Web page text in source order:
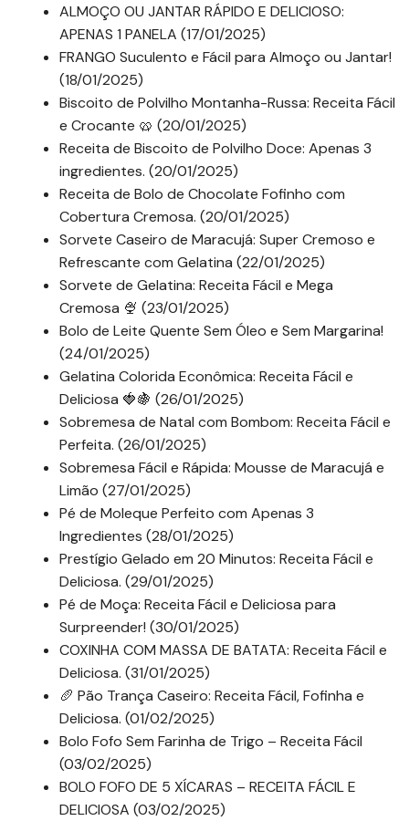
ALMOÇO OU JANTAR RÁPIDO E DELICIOSO:
APENAS 1 PANELA (17/01/2025)
FRANGO Suculento e Fácil para Almoço ou Jantar!
(18/01/2025)
Biscoito de Polvilho Montanha-Russa: Receita Fácil
e Crocante 🥨 (20/01/2025)
Receita de Biscoito de Polvilho Doce: Apenas 3
ingredientes. (20/01/2025)
Receita de Bolo de Chocolate Fofinho com
Cobertura Cremosa. (20/01/2025)
Sorvete Caseiro de Maracujá: Super Cremoso e
Refrescante com Gelatina (22/01/2025)
Sorvete de Gelatina: Receita Fácil e Mega
Cremosa 🍨 (23/01/2025)
Bolo de Leite Quente Sem Óleo e Sem Margarina!
(24/01/2025)
Gelatina Colorida Econômica: Receita Fácil e
Deliciosa 🍓🍇 (26/01/2025)
Sobremesa de Natal com Bombom: Receita Fácil e
Perfeita. (26/01/2025)
Sobremesa Fácil e Rápida: Mousse de Maracujá e
Limão (27/01/2025)
Pé de Moleque Perfeito com Apenas 3
Ingredientes (28/01/2025)
Prestígio Gelado em 20 Minutos: Receita Fácil e
Deliciosa. (29/01/2025)
Pé de Moça: Receita Fácil e Deliciosa para
Surpreender! (30/01/2025)
COXINHA COM MASSA DE BATATA: Receita Fácil e
Deliciosa. (31/01/2025)
🥖 Pão Trança Caseiro: Receita Fácil, Fofinha e
Deliciosa. (01/02/2025)
Bolo Fofo Sem Farinha de Trigo – Receita Fácil
(03/02/2025)
BOLO FOFO DE 5 XÍCARAS – RECEITA FÁCIL E
DELICIOSA (03/02/2025)